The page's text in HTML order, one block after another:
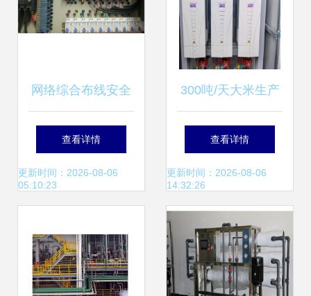
网络综合布线安全
建设与电气安装服
务的协同优化策略
查看详情
更新时间：2026-08-06
05:10:23
300吨/天大米生产
线成套电气控制系
统 从设备制作到现
场安装的电气安装
服务全解析
查看详情
更新时间：2026-08-06
14:32:26